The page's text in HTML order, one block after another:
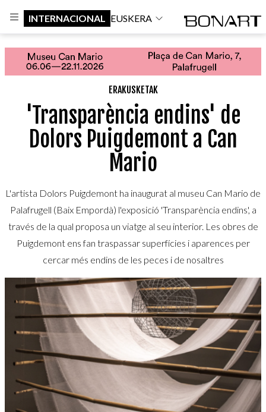
INTERNACIONAL EUSKERA
ERAKUSKETAK
'Transparència endins' de
Dolors Puigdemont a Can
Mario
L'artista Dolors Puigdemont ha inaugurat al museu Can Mario de
Palafrugell (Baix Empordà) l'exposició 'Transparència endins', a
través de la qual proposa un viatge al seu interior. Les obres de
Puigdemont ens fan traspassar superfícies i aparences per
cercar més endins de les peces i de nosaltres